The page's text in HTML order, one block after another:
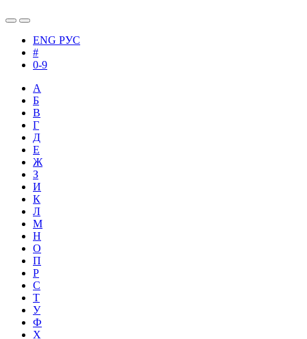
ENG РУС
#
0-9
А
Б
В
Г
Д
Е
Ж
З
И
К
Л
М
Н
О
П
Р
С
Т
У
Ф
Х